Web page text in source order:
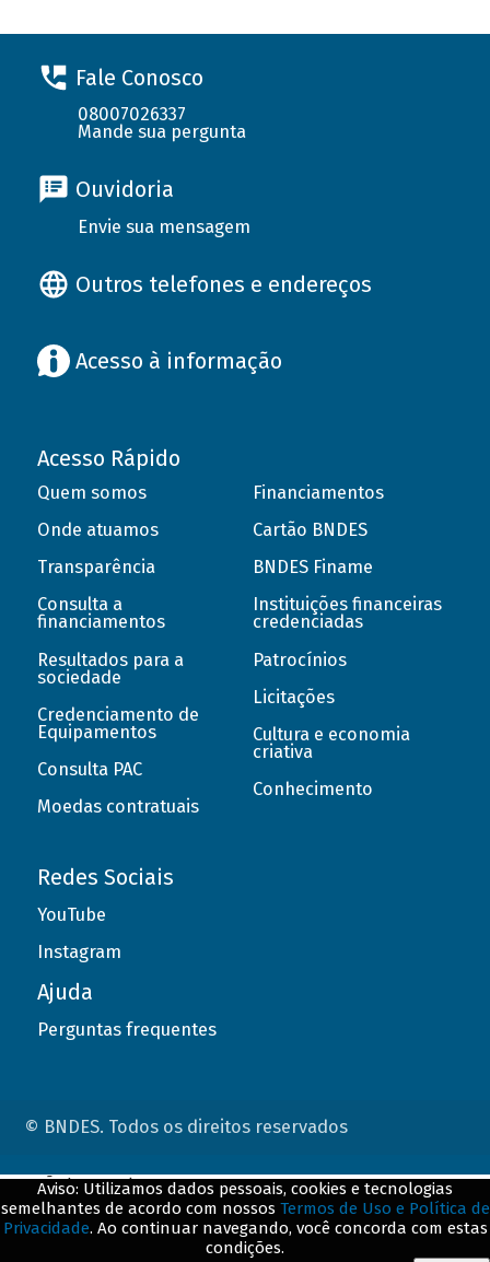
Fale Conosco
08007026337
Mande sua pergunta
Ouvidoria
Envie sua mensagem
Outros telefones e endereços
Acesso à informação
Acesso Rápido
Quem somos
Onde atuamos
Transparência
Consulta a
financiamentos
Resultados para a
sociedade
Credenciamento de
Equipamentos
Consulta PAC
Moedas contratuais
Financiamentos
Cartão BNDES
BNDES Finame
Instituições financeiras
credenciadas
Patrocínios
Licitações
Cultura e economia
criativa
Conhecimento
Redes Sociais
YouTube
Instagram
Ajuda
Perguntas frequentes
© BNDES. Todos os direitos reservados
Aviso: Utilizamos dados pessoais, cookies e tecnologias
semelhantes de acordo com nossos Termos de Uso e Política de
Privacidade. Ao continuar navegando, você concorda com estas
condições.
ConteÃºdo complementar
${title}${badge}